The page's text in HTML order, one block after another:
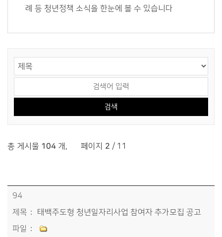
례 등 청년정책 소식을 한눈에 볼 수 있습니다
총 게시물 104개 , 페이지 2 / 11
청년 알림판 목록 - 번호, 제목, 파일, 조회수, 작성일정보 제공
94
태백주도형 청년일자리사업 참여자 추가모집 공고